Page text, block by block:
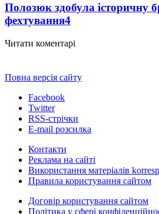
Полозюк здобула історичну
фехтування4
Читати коментарі
Повна версія сайту
Facebook
Twitter
RSS-стрічки
E-mail розсилка
Контакти
Реклама на сайті
Використання матеріалів
Правила користування сайтом
Договір користування сайтом
Політика у сфері